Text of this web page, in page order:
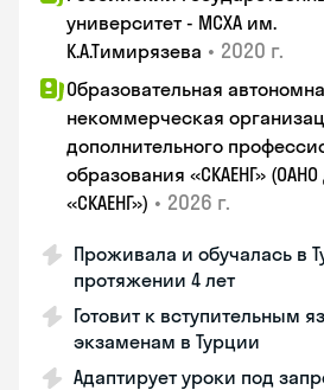
университет - МСХА им.
К.А.Тимирязева • 2020 г.
Образовательная
некоммерческая
дополнительного
образования «СКАЕНГ»
«СКАЕНГ») • 2026 г.
Проживала и обучалась в
протяжении 4 лет
Готовит к вступительным
экзаменам в Турции
Адаптирует уроки под